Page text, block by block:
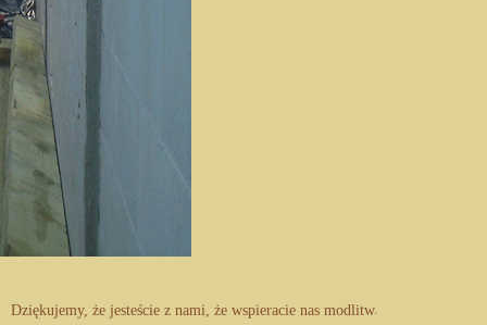
że jesteście z nami, że wspieracie nas modlitwą i ofiarą